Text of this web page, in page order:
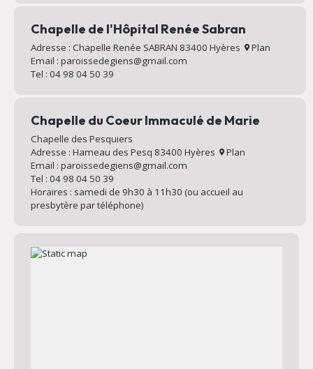
Chapelle de l'Hôpital Renée Sabran
Adresse : Chapelle Renée SABRAN 83400 Hyères
Plan
Email : paroissedegiens@gmail.com
Tel : 04 98 04 50 39
Chapelle du Coeur Immaculé de Marie
Chapelle des Pesquiers
Adresse : Hameau des Pesq 83400 Hyères
Plan
Email : paroissedegiens@gmail.com
Tel : 04 98 04 50 39
Horaires : samedi de 9h30 à 11h30 (ou accueil au
presbytère par téléphone)